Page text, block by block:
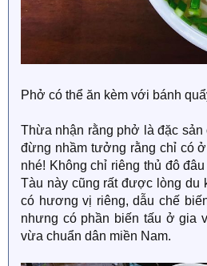
Phở có thể ăn kèm với bánh
Thừa nhận rằng phở là đặc
đừng nhầm tưởng rằng chỉ có
nhé! Không chỉ riêng thủ đô
Tàu này cũng rất được lòng du
có hương vị riêng, dẫu chế
nhưng có phần biến tấu ở gia
vừa chuẩn dân miền Nam.